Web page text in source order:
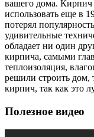
вашего дома. Кирпич
использовать еще в
потерял
удивительные
обладает ни один
кирпича, самыми
теплоизоляция,
решили строить дом,
кирпич, так как это
Полезное видео